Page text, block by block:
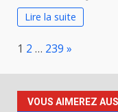
Lire la suite
Page:
1 2 … 239 Next
»
VOUS AIMEREZ